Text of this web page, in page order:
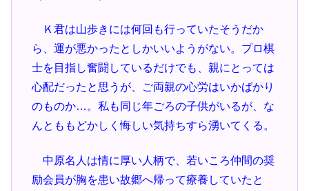
Ｋ君は山歩きには何回も行っていたそうだか
ら、運が悪かったとしかいいようがない。プロ棋
士を目指し奮闘しているだけでも、親にとっては
心配だったと思うが、ご両親の心労はいかばかり
のものか…。私も同じ年ごろの子供がいるが、な
んとももどかしく悔しい気持ちすら湧いてくる。
中原名人は情に厚い人柄で、若いころ仲間の奨
励会員が胸を患い故郷へ帰って療養していたと